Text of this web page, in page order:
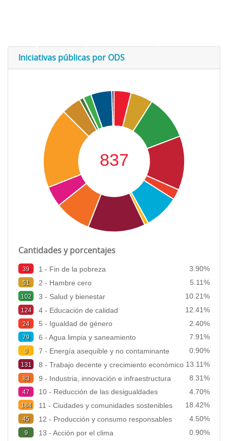
Iniciativas públicas por ODS
Cantidades y porcentajes
39 1 - Fin de la pobreza 3.90%
51 2 - Hambre cero 5.11%
102 3 - Salud y bienestar 10.21%
124 4 - Educación de calidad 12.41%
24 5 - Igualdad de género 2.40%
79 6 - Agua limpia y saneamiento 7.91%
9 7 - Energía asequible y no contaminante 0.90%
131 8 - Trabajo decente y crecimiento económico 13.11%
83 9 - Industria, innovación e infraestructura 8.31%
47 10 - Reducción de las desigualdades 4.70%
184 11 - Ciudades y comunidades sostenibles 18.42%
45 12 - Producción y consumo responsables 4.50%
9 13 - Acción por el clima 0.90%